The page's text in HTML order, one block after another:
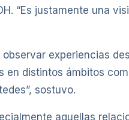
“Es justamente una
experiencias
en distintos ámbitos
sostuvo.
aquellas